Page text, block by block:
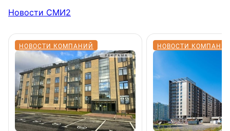
Новости СМИ2
НОВОСТИ КОМПАНИЙ НОВОСТИ